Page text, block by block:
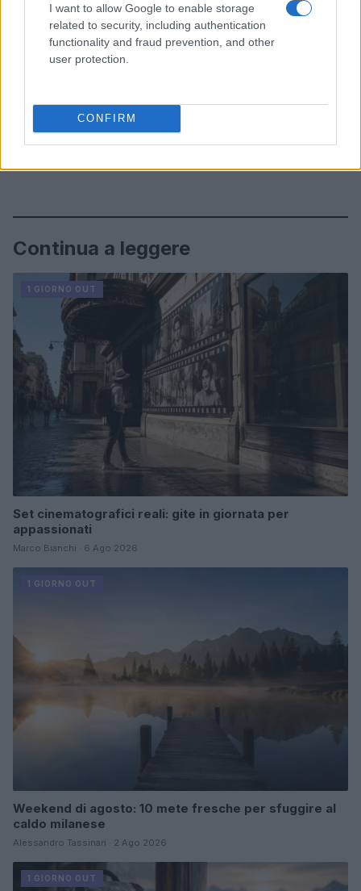
I want to allow Google to enable storage
related to security, including authentication
functionality and fraud prevention, and other
user protection.
CONFIRM
Continua a leggere
1 GIORNO OUT
Set cinematografici reali: gite in giornata per
appassionati
Marco Bianchi · 6 Ago 2026
1 GIORNO OUT
Weekend di agosto: 10 mete fresche per sfuggire al
caldo milanese
Alessandro Tassinari · 2 Ago 2026
1 GIORNO OUT